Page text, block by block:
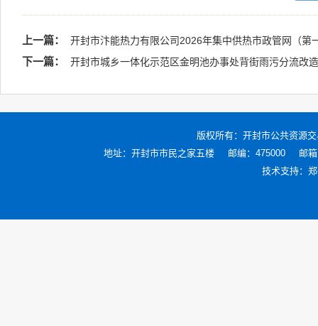
上一篇： 开封市汴能热力有限公司2026年集中供热市政管网（第
下一篇： 开封市城乡一体化示范区金明池办事处背街雨污分流改
版权所有： 开封市公共资源
地址：开封市市民之家五楼
邮编：475000
邮
技术支持：